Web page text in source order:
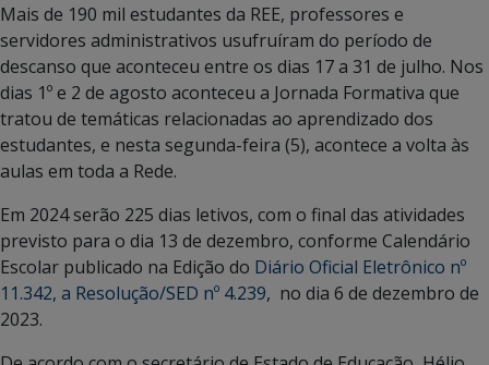
Mais de 190 mil estudantes da REE, professores e
servidores administrativos usufruíram do período de
descanso que aconteceu entre os dias 17 a 31 de julho. Nos
dias 1º e 2 de agosto aconteceu a Jornada Formativa que
tratou de temáticas relacionadas ao aprendizado dos
estudantes, e nesta segunda-feira (5), acontece a volta às
aulas em toda a Rede.
Em 2024 serão 225 dias letivos, com o final das atividades
previsto para o dia 13 de dezembro, conforme Calendário
Escolar publicado na Edição do Diário Oficial Eletrônico nº
11.342, a Resolução/SED nº 4.239, no dia 6 de dezembro de
2023.